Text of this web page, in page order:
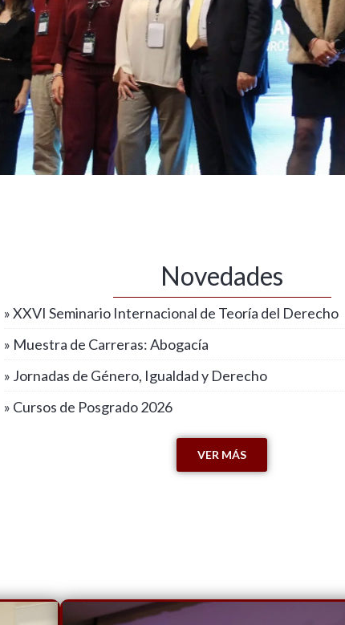
Novedades
» XXVI Seminario Internacional de Teoría del Derecho
» Muestra de Carreras: Abogacía
» Jornadas de Género, Igualdad y Derecho
» Cursos de Posgrado 2026
VER MÁS